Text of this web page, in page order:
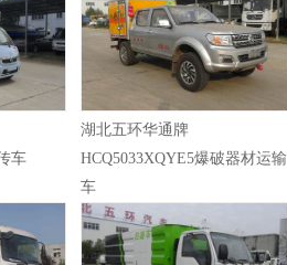
车
湖北五环华通牌
HCQ5033XQYE5爆破器材运输
车